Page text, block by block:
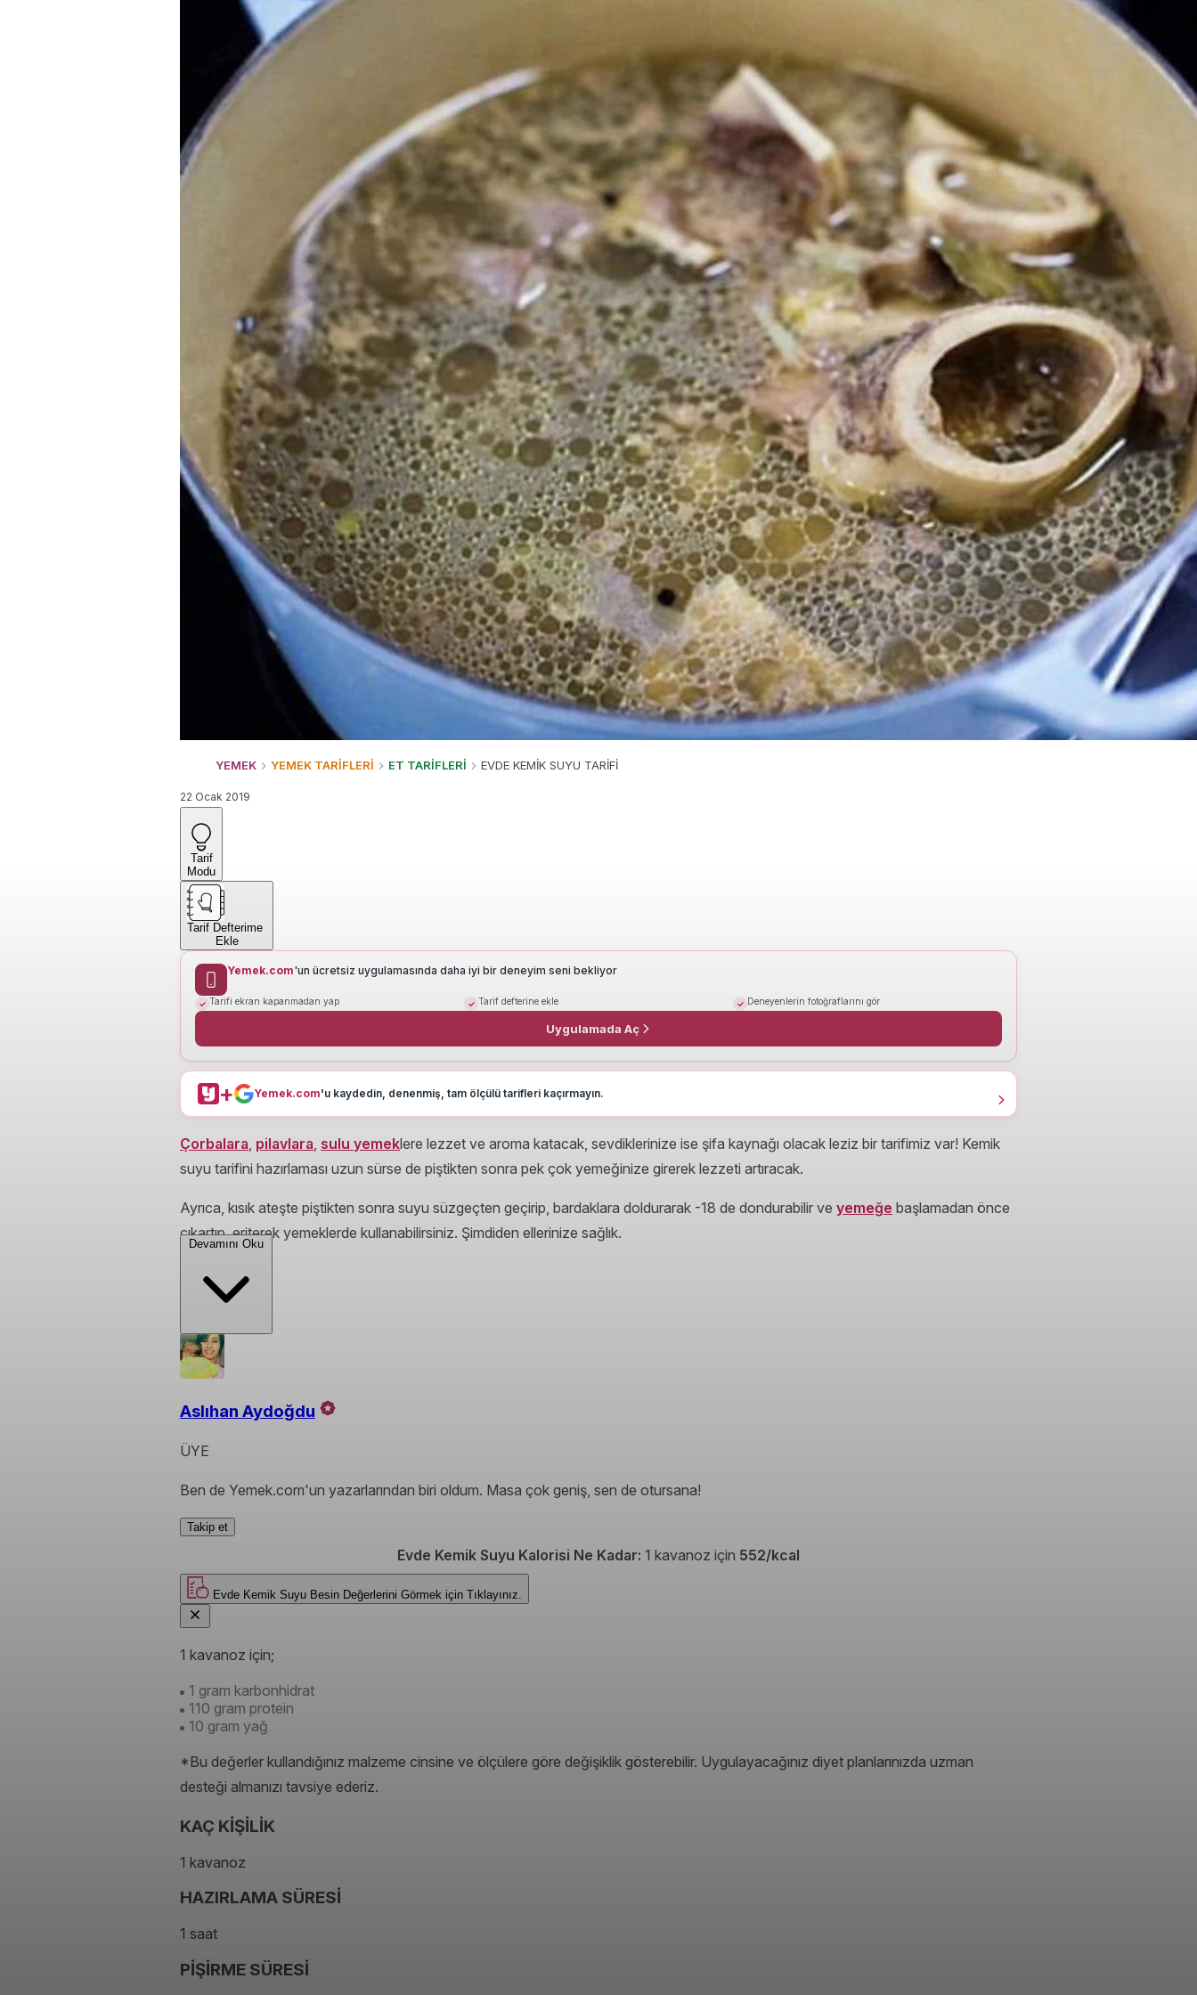
YEMEK YEMEK TARİFLERİ ET TARİFLERİ EVDE KEMİK SUYU TARİFİ
22 Ocak 2019
Tarif
Modu
Tarif Defterime
Ekle
Yemek.com'un ücretsiz uygulamasında daha iyi bir deneyim seni bekliyor
Tarifi ekran kapanmadan yap Tarif defterine ekle Deneyenlerin fotoğraflarını gör
Uygulamada Aç
+ Yemek.com'u kaydedin, denenmiş, tam ölçülü tarifleri kaçırmayın.
Çorbalara, pilavlara, sulu yemeklere lezzet ve aroma katacak, sevdiklerinize ise şifa kaynağı olacak leziz bir tarifimiz var! Kemik
suyu tarifini hazırlaması uzun sürse de piştikten sonra pek çok yemeğinize girerek lezzeti artıracak.
Ayrıca, kısık ateşte piştikten sonra suyu süzgeçten geçirip, bardaklara doldurarak -18 de dondurabilir ve yemeğe başlamadan önce
çıkartıp, eriterek yemeklerde kullanabilirsiniz. Şimdiden ellerinize sağlık.
Devamını Oku
Aslıhan Aydoğdu
ÜYE
Ben de Yemek.com'un yazarlarından biri oldum. Masa çok geniş, sen de otursana!
Takip et
Evde Kemik Suyu Kalorisi Ne Kadar: 1 kavanoz için 552/kcal
Evde Kemik Suyu Besin Değerlerini Görmek için Tıklayınız.
1 kavanoz için;
1 gram karbonhidrat
110 gram protein
10 gram yağ
*Bu değerler kullandığınız malzeme cinsine ve ölçülere göre değişiklik gösterebilir. Uygulayacağınız diyet planlarınızda uzman
desteği almanızı tavsiye ederiz.
KAÇ KİŞİLİK
1 kavanoz
HAZIRLAMA SÜRESİ
1 saat
PİŞİRME SÜRESİ